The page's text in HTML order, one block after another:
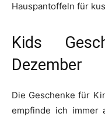
Hauspantoffeln für
Kids
Dezember
Die Geschenke für
empfinde ich immer